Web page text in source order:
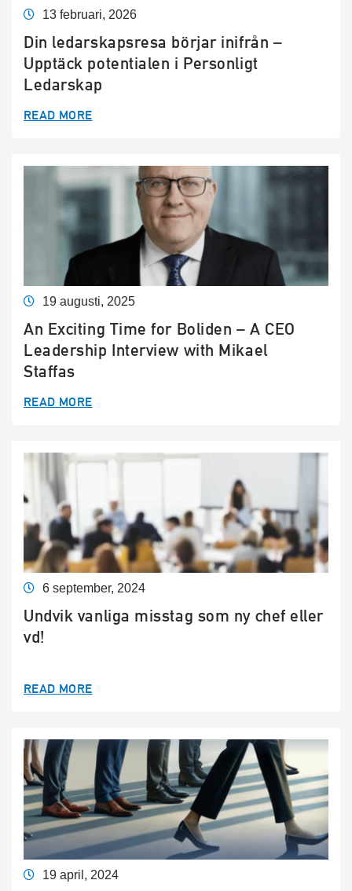
13 februari, 2026
Din ledarskapsresa börjar inifrån –
Upptäck potentialen i Personligt
Ledarskap
READ MORE
19 augusti, 2025
An Exciting Time for Boliden – A CEO
Leadership Interview with Mikael
Staffas
READ MORE
6 september, 2024
Undvik vanliga misstag som ny chef eller
vd!
READ MORE
19 april, 2024